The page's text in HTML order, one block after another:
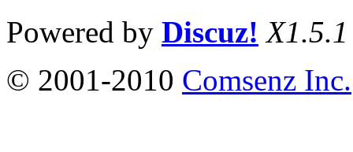
Powered by Discuz! X1.5.1
© 2001-2010 Comsenz Inc.